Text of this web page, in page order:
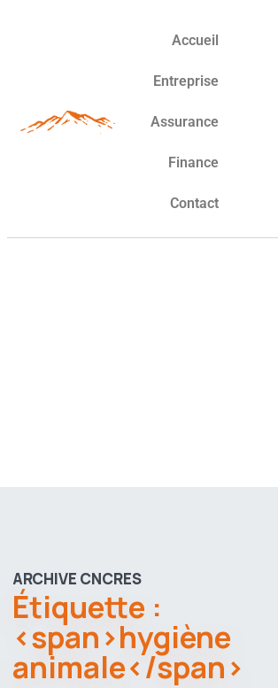
Accueil
Entreprise
Assurance
Finance
Contact
ARCHIVE CNCRES
Étiquette :
<span>hygiène
animale</span>